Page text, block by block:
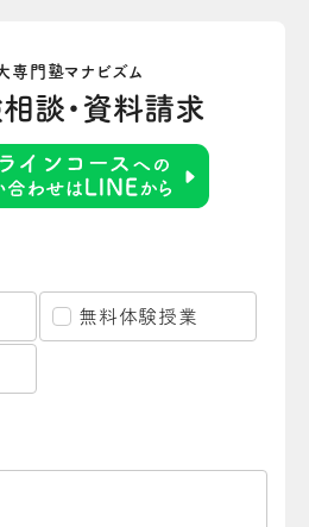
専門塾マナビズム
談・資料請求
無料体験授業